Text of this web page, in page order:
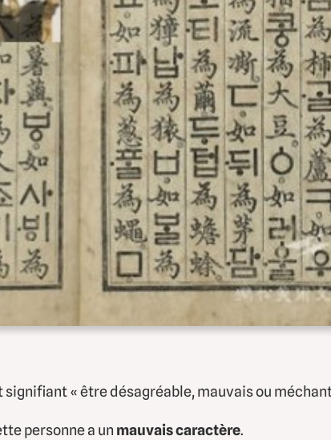
« être désagréable, mauvais ou
personne a un mauvais caractère.